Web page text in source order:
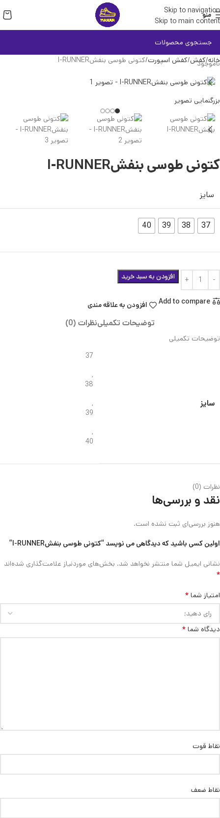
Skip to navigation
Skip to main content
منو
خانه کفش کفش اسپورت کتونی طوسی بنفشI-RUNNER ناموجود
بزرگنمایی تصویر
کتونی طوسی بنفشI-RUNNER
سایز
37
38
39
40
افزودن به سبد خرید
Add to compare افزودن به علاقه مندی
توضیحات تکمیلینظرات (0)
توضیحات تکمیلی
سایز
37
,
38
,
39
,
40
نظرات (0)
نقد و بررسی‌ها
هنوز بررسی‌ای ثبت نشده است.
اولین کسی باشید که دیدگاهی می نویسد “کتونی طوسی بنفشI-RUNNER”
نشانی ایمیل شما منتشر نخواهد شد. بخش‌های موردنیاز علامت‌گذاری شده‌اند
*
امتیاز شما *
دیدگاه شما *
نقاط قوت
نقاط ضعف